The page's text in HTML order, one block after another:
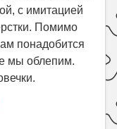
с имитацией
Помимо
понадобится
мы облепим.